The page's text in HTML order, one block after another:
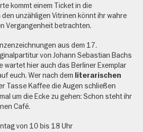
kommt einem Ticket in die
unzähligen Vitrinen könnt ihr wahre
Vergangenheit betrachten.
aus dem 17.
von Johann Sebastian Bachs
wartet hier auch das Berliner Exemplar
euch. Wer nach dem literarischen
Tasse Kaffee die Augen schließen
um die Ecke zu gehen: Schon steht ihr
Café.
von 10 bis 18 Uhr